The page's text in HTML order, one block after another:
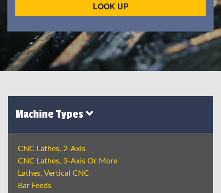
LOOK UP
Machine Types
CNC Lathes, 2-Axis
CNC Lathes, 3-Axis Or More
Lathes, Vertical CNC
Bar Feeds